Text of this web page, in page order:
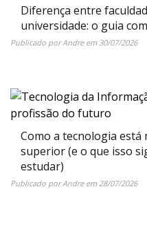
Diferença entre
universidade: o guia
Publicado porAndreem30/07/2026
Como a tecnologia está
superior (e o que isso
estudar)
Publicado porAndreem28/07/2026